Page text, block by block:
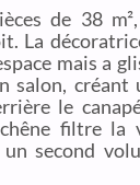
de 38
La
mais a
salon,
le
filtre la
un second